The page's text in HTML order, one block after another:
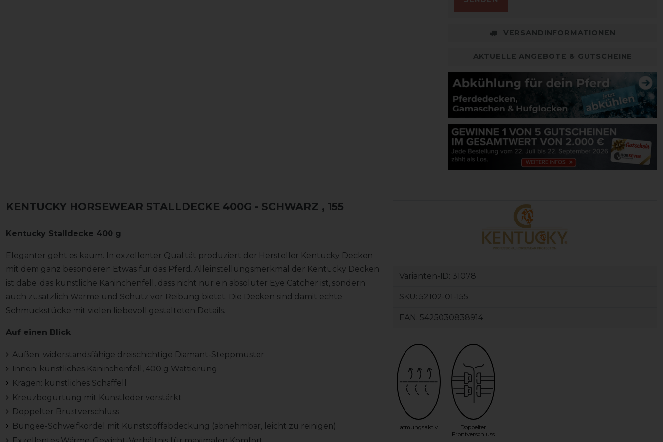
VERSANDINFORMATIONEN
AKTUELLE ANGEBOTE & GUTSCHEINE
KENTUCKY HORSEWEAR STALLDECKE 400G - SCHWARZ , 155
Kentucky Stalldecke 400 g
Eleganter geht es kaum. In exzellenter Qualität produziert der Hersteller Kentucky Decken
mit dem ganz besonderen Etwas für das Pferd. Alleinstellungsmerkmal der Kentucky Decken
ist dabei das künstliche Kaninchenfell, dass nicht nur ein absoluter Eye Catcher ist, sondern
auch zusätzlich Wärme und Schutz vor Reibung bietet. Die Decken sind damit echte
Schmuckstücke mit vielen liebevoll gestalteten Details.
Auf einen Blick
Außen: widerstandsfähige dreischichtige Diamant-Steppmuster
Innen: künstliches Kaninchenfell, 400 g Wattierung
Kragen: künstliches Schaffell
Kreuzbegurtung mit Kunstleder verstärkt
Doppelter Brustverschluss
Bungee-Schweifkordel mit Kunststoffabdeckung (abnehmbar, leicht zu reinigen)
Varianten-ID: 31078
SKU: 52102-01-155
EAN: 5425030838914
atmungsaktiv
Doppelter
Frontverschluss